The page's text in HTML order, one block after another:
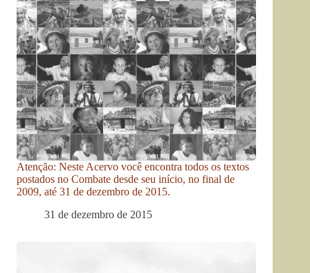
Atenção: Neste Acervo você encontra todos os textos
postados no Combate desde seu início, no final de
2009, até 31 de dezembro de 2015.
31 de dezembro de 2015